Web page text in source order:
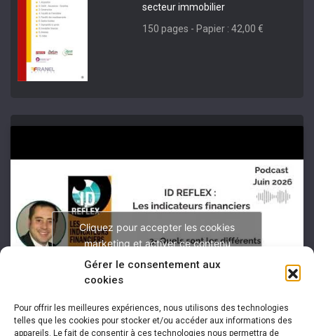
Gérer le consentement aux
cookies
Pour offrir les meilleures expériences, nous utilisons des technologies
telles que les cookies pour stocker et/ou accéder aux informations des
appareils. Le fait de consentir à ces technologies nous permettra de
secteur immobilier
150 pages - Papier : 42,00 €
Cliquez pour accepter les cookies
marketing et activer ce contenu